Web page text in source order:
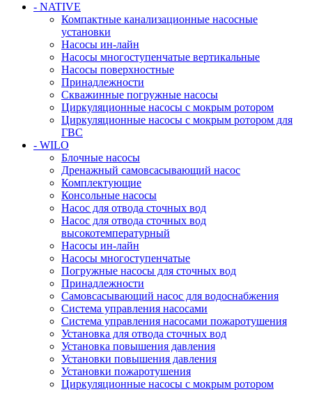
- NATIVE
Компактные канализационные насосные
установки
Насосы ин-лайн
Насосы многоступенчатые вертикальные
Насосы поверхностные
Принадлежности
Скважинные погружные насосы
Циркуляционные насосы с мокрым ротором
Циркуляционные насосы с мокрым ротором для
ГВС
- WILO
Блочные насосы
Дренажный самовсасывающий насос
Комплектующие
Консольные насосы
Насос для отвода сточных вод
Насос для отвода сточных вод
высокотемпературный
Насосы ин-лайн
Насосы многоступенчатые
Погружные насосы для сточных вод
Принадлежности
Самовсасывающий насос для водоснабжения
Система управления насосами
Система управления насосами пожаротушения
Установка для отвода сточных вод
Установка повышения давления
Установки повышения давления
Установки пожаротушения
Циркуляционные насосы с мокрым ротором